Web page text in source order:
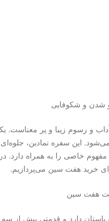
شدن و شکوفایی
آداب و رسوم زیبا و پر
این سفره نمادین، جلوه‌ای
خاصی را به همراه دارد.
خرید هفت سین می‌پردازیم.
هفت سین
دارد و قدمتی بیش از سه